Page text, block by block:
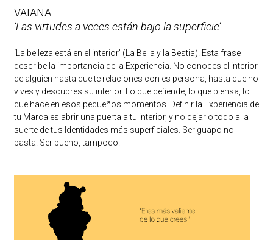
VAIANA
‘Las virtudes a veces están bajo la superficie’
‘La belleza está en el interior’ (La Bella y la Bestia). Esta frase
describe la importancia de la Experiencia. No conoces el interior
de alguien hasta que te relaciones con es persona, hasta que no
vives y descubres su interior. Lo que defiende, lo que piensa, lo
que hace en esos pequeños momentos. Definir la Experiencia de
tu Marca es abrir una puerta a tu interior, y no dejarlo todo a la
suerte de tus Identidades más superficiales. Ser guapo no
basta. Ser bueno, tampoco.